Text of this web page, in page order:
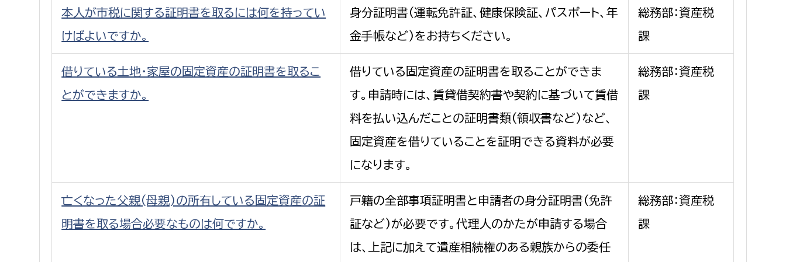
本人が市税に関する証明書を取るには何を持ってい
けばよいですか。
身分証明書(運転免許証、健康保険証、パスポート、年
金手帳など)をお持ちください。
総務部：資産税
課
借りている土地・家屋の固定資産の証明書を取るこ
とができますか。
借りている固定資産の証明書を取ることができま
す。申請時には、賃貸借契約書や契約に基づいて賃借
料を払い込んだことの証明書類(領収書など)など、
固定資産を借りていることを証明できる資料が必要
になります。
総務部：資産税
課
亡くなった父親(母親)の所有している固定資産の証
明書を取る場合必要なものは何ですか。
戸籍の全部事項証明書と申請者の身分証明書(免許
証など)が必要です。代理人のかたが申請する場合
は、上記に加えて遺産相続権のある親族からの委任
総務部：資産税
課